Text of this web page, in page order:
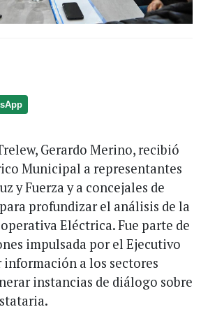
Gerardo Merino, recibió
Municipal a representantes
y Fuerza y a concejales de
profundizar el análisis de la
Eléctrica. Fue parte de
impulsada por el Ejecutivo
a los sectores
instancias de diálogo sobre